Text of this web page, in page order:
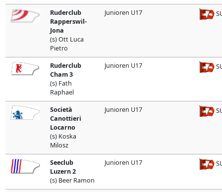
Ruderclub
Rapperswil-
Jona
(s) Ott Luca
Pietro
Junioren U17
Ruderclub
Cham 3
(s) Fath
Raphael
Junioren U17
Società
Canottieri
Locarno
(s) Koska
Milosz
Junioren U17
Seeclub
Luzern 2
(s) Beer Ramon
Junioren U17